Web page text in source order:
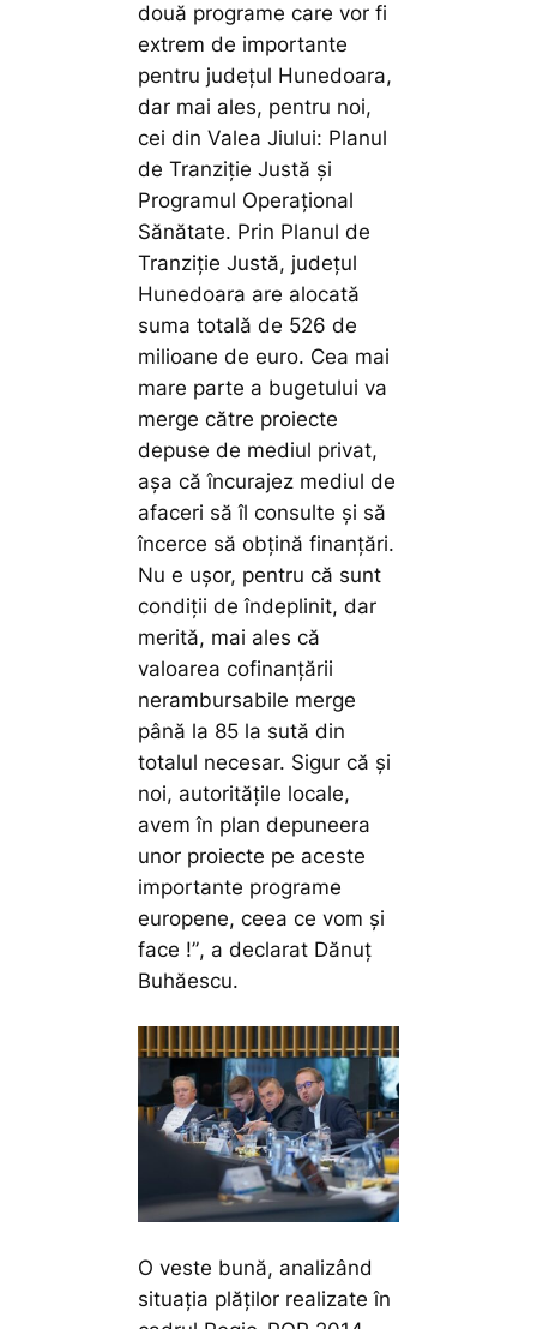
două programe care vor fi
extrem de importante
pentru județul Hunedoara,
dar mai ales, pentru noi,
cei din Valea Jiului: Planul
de Tranziţie Justă şi
Programul Operaţional
Sănătate. Prin Planul de
Tranziţie Justă, judeţul
Hunedoara are alocată
suma totală de 526 de
milioane de euro. Cea mai
mare parte a bugetului va
merge către proiecte
depuse de mediul privat,
aşa că încurajez mediul de
afaceri să îl consulte şi să
încerce să obţină finanţări.
Nu e uşor, pentru că sunt
condiţii de îndeplinit, dar
merită, mai ales că
valoarea cofinanţării
nerambursabile merge
până la 85 la sută din
totalul necesar. Sigur că și
noi, autoritățile locale,
avem în plan depuneera
unor proiecte pe aceste
importante programe
europene, ceea ce vom și
face !”, a declarat Dănuț
Buhăescu.
O veste bună, analizând
situația plăților realizate în